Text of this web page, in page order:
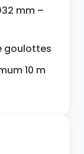
mm –
goulottes
10 m